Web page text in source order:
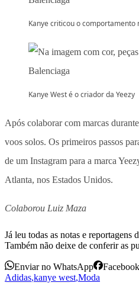
Kanye criticou o comportamento
Kanye West é o criador da Yeezy
Após colaborar com marcas
voos solos. Os primeiros passos
de um Instagram para a marca
Atlanta, nos Estados Unidos.
Colaborou Luiz Maza
Já leu todas as notas e reportagens
Também não deixe de conferir as
Enviar no WhatsApp Facebook
Adidas,kanye west,Moda